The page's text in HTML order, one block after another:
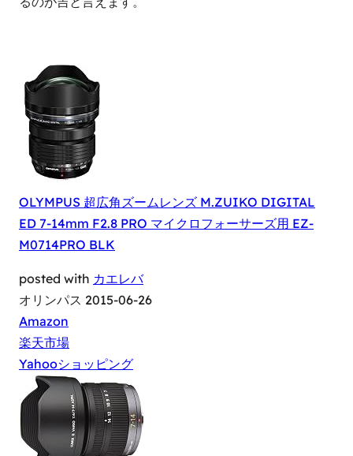
OLYMPUS 超広角ズームレンズ M.ZUIKO DIGITAL
ED 7-14mm F2.8 PRO マイクロフォーサーズ用 EZ-
M0714PRO BLK
posted with カエレバ
オリンパス 2015-06-26
Amazon
楽天市場
Yahooショッピング